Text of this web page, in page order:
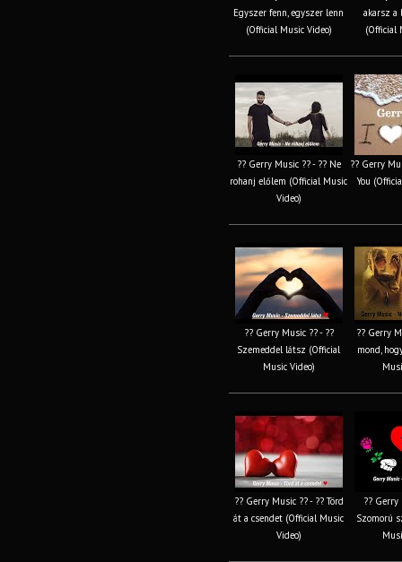
Egyszer fenn, egyszer lenn
(Official Music Video)
akarsz a
(Official
?? Gerry Music ?? - ?? Ne
rohanj előlem (Official Music
Video)
?? Gerry
You
?? Gerry Music ?? - ??
Szemeddel látsz (Official
Music Video)
?? Gerry
mond,
?? Gerry Music ?? - ?? Törd
át a csendet (Official Music
Video)
?? Gerry
Szomorú